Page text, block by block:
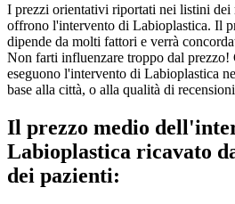
I prezzi orientativi riportati nei listini dei
offrono l'intervento di Labioplastica. Il
dipende da molti fattori e verrà
Non farti influenzare troppo dal prezzo!
eseguono l'intervento di Labioplastica
base alla città, o alla qualità di
Il prezzo medio
Labioplastica ricavato
dei pazienti: